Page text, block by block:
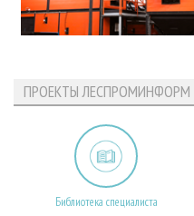
ПРОЕКТЫ ЛЕСПРОМИНФОРМ
Библиотека специалиста